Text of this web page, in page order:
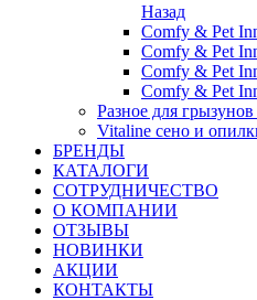
Назад
Comfy & Pet
Comfy & Pet
Comfy & Pet
Comfy & Pet
Разное для
Vitaline сено и
БРЕНДЫ
КАТАЛОГИ
СОТРУДНИЧЕСТВО
О КОМПАНИИ
ОТЗЫВЫ
НОВИНКИ
АКЦИИ
КОНТАКТЫ